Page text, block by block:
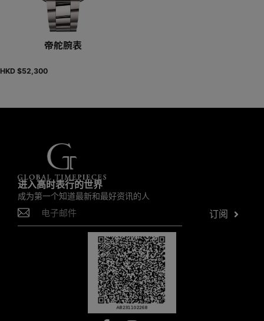
帝舵腕表
HKD $52,300
进入高时表行的世界
成为第一个知道最新和最好资讯的人
订阅